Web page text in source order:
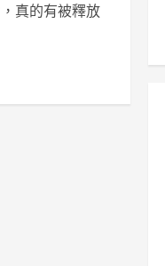
真的有被釋放